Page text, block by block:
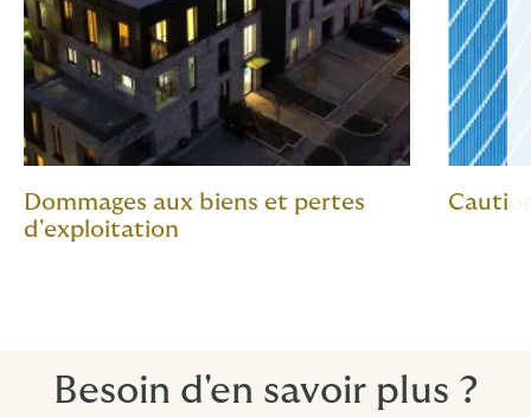
Dommages aux biens et pertes
d'exploitation
Besoin d'en savoir plus ?